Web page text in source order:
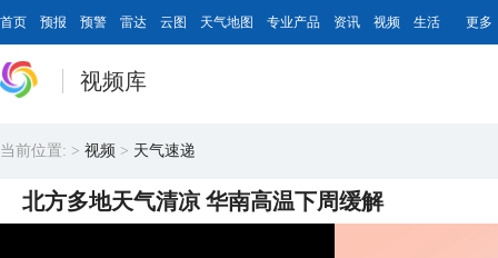
首页 预报 预警 雷达 云图 天气地图 专业产品 资讯 视频 生活 更多
视频库
当前位置: > 视频 > 天气速递
北方多地天气清凉 华南高温下周缓解